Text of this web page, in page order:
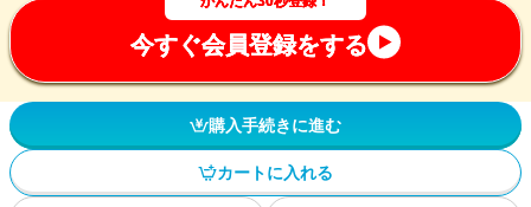
今すぐ会員登録をする
購入手続きに進む
カートに入れる